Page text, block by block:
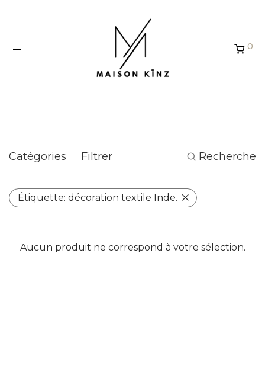
0
Catégories Filtrer Recherche
Étiquette: décoration textile Inde.
Aucun produit ne correspond à votre sélection.